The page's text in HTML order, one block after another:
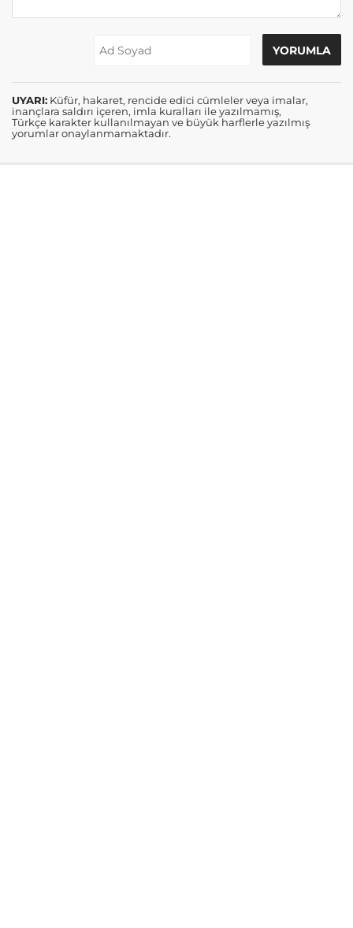
UYARI: Küfür, hakaret, rencide edici cümleler veya imalar,
inançlara saldırı içeren, imla kuralları ile yazılmamış,
Türkçe karakter kullanılmayan ve büyük harflerle yazılmış
yorumlar onaylanmamaktadır.